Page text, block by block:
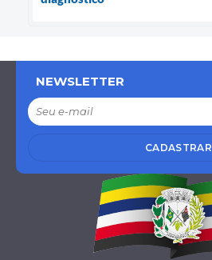
NEWSLETTER
CADASTRAR